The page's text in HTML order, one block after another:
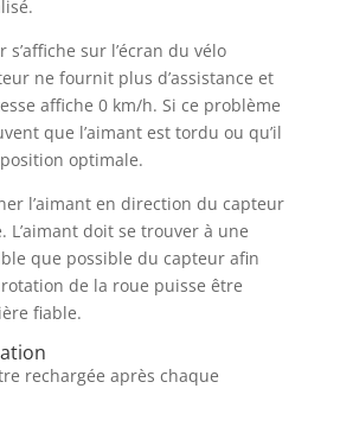
s’affiche sur l’écran du vélo
ne fournit plus d’assistance et
affiche 0 km/h. Si ce problème
que l’aimant est tordu ou qu’il
optimale.
l’aimant en direction du capteur
L’aimant doit se trouver à une
que possible du capteur afin
de la roue puisse être
fiable.
rechargée après chaque